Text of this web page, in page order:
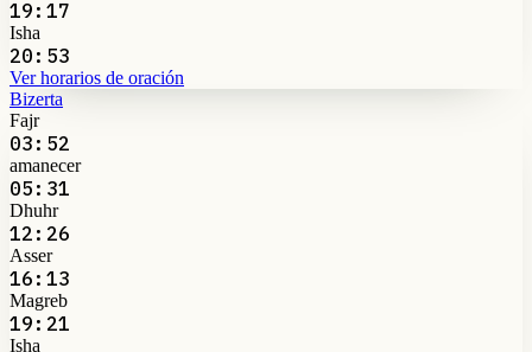
19:17
Isha
20:53
Ver horarios de oración
Bizerta
Fajr
03:52
amanecer
05:31
Dhuhr
12:26
Asser
16:13
Magreb
19:21
Isha